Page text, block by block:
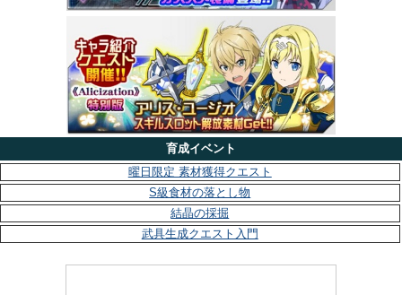
育成イベント
曜日限定 素材獲得クエスト
S級食材の落とし物
結晶の採掘
武具生成クエスト入門